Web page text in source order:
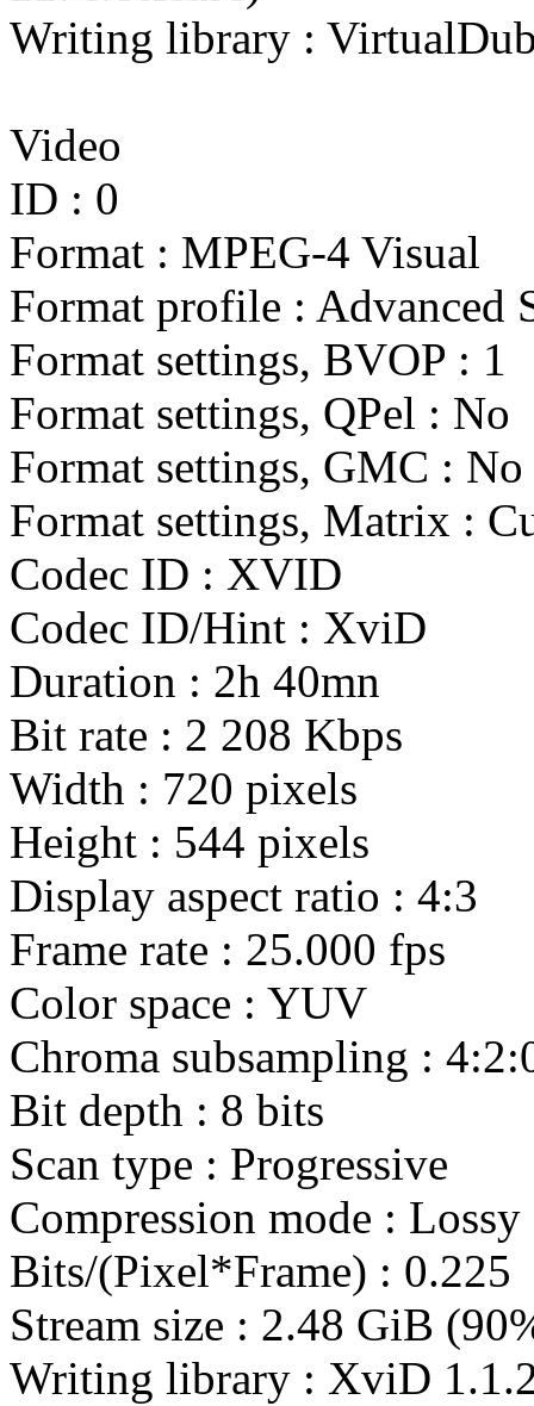
Writing library :
Video
ID : 0
Format : MPEG-4 Visual
Format profile : Advanced
Format settings, BVOP : 1
Format settings, QPel : No
Format settings, GMC :
Format settings, Matrix :
Codec ID : XVID
Codec ID/Hint : XviD
Duration : 2h 40mn
Bit rate : 2 208 Kbps
Width : 720 pixels
Height : 544 pixels
Display aspect ratio : 4:3
Frame rate : 25.000 fps
Color space : YUV
Chroma subsampling :
Bit depth : 8 bits
Scan type : Progressive
Compression mode : Lossy
Bits/(Pixel*Frame) : 0.225
Stream size : 2.48 GiB
Writing library : XviD